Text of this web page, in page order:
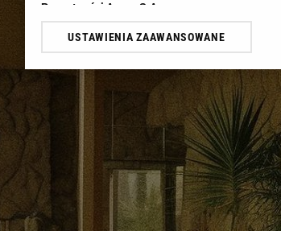
Prywatności Agora S.A.
Klikając „Akceptuję” wyrażasz też zgodę na
dotyczące plików cookie, wywołując
odnośnik „Ustawienia prywatności ” w stopce
plików cookie możliwa jest także za pomocą
My, nasi Zaufani Partnerzy i Agora S.A.
Użycie dokładnych danych
Przechowywanie informacji na urządzeniu lub
badnie odbiorców i ulepszanie usług.Lista
USTAWIENIA ZAAWANSOWANE